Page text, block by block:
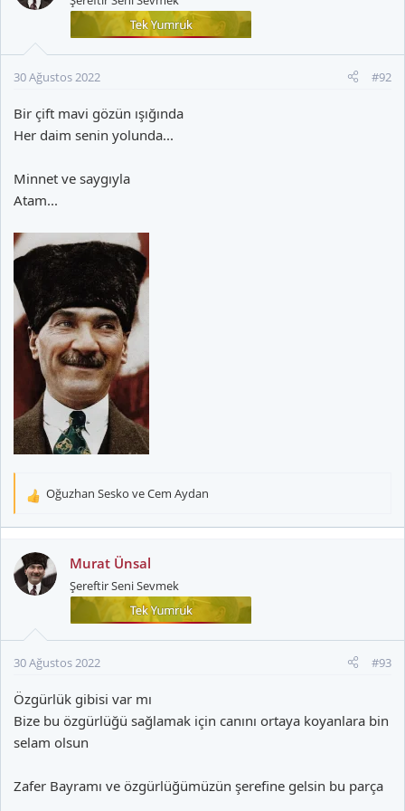
l
30 Ağustos 2022 #92
Bir çift mavi gözün ışığında
Her daim senin yolunda...
Minnet ve saygıyla
Atam...
T
k
i
l
Oğuzhan Sesko veCem Aydan
Murat Ünsal
Şereftir Seni Sevmek
30 Ağustos 2022 #93
Özgürlük gibisi var mı
Bize bu özgürlüğü sağlamak için canını ortaya koyanlara bin
selam olsun
Zafer Bayramı ve özgürlüğümüzün şerefine gelsin bu parça